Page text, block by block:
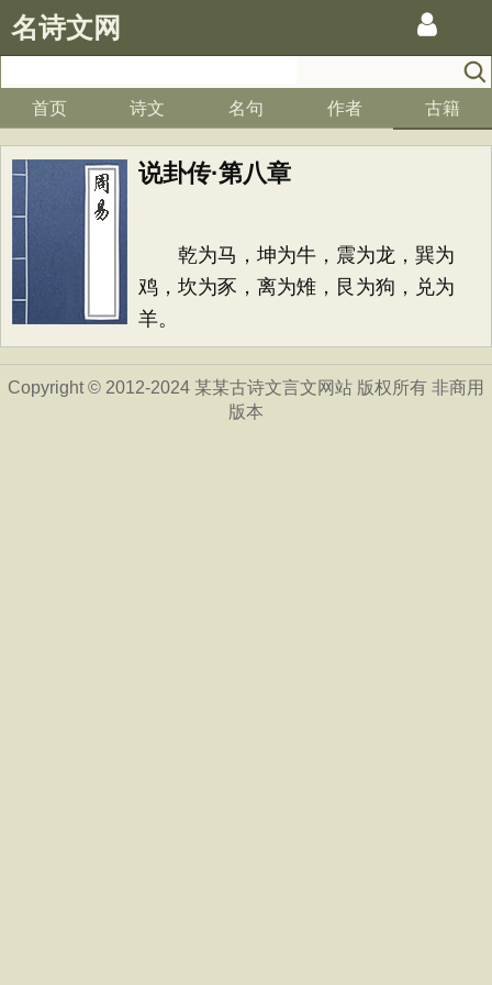
名诗文网
首页 诗文 名句 作者 古籍
说卦传·第八章
乾为马，坤为牛，震为龙，巽为
鸡，坎为豕，离为雉，艮为狗，兑为
羊。
Copyright © 2012-2024 某某古诗文言文网站 版权所有 非商用
版本